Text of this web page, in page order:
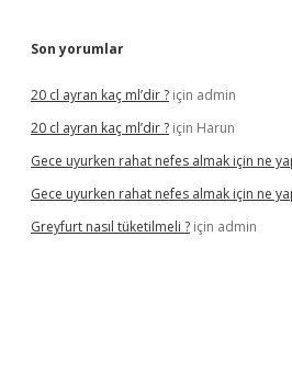
Son yorumlar
20 cl ayran kaç ml’dir ? için admin
20 cl ayran kaç ml’dir ? için Harun
Gece uyurken rahat nefes almak için ne
Gece uyurken rahat nefes almak için ne
Greyfurt nasıl tüketilmeli ? için admin